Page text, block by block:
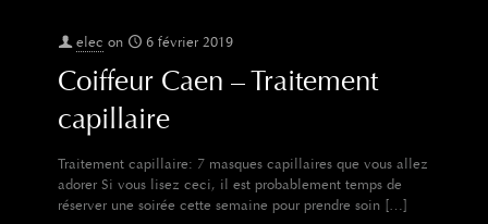
elec on 6 février 2019
Coiffeur Caen – Traitement
capillaire
Traitement capillaire: 7 masques capillaires que vous allez
adorer Si vous lisez ceci, il est probablement temps de
réserver une soirée cette semaine pour prendre soin […]